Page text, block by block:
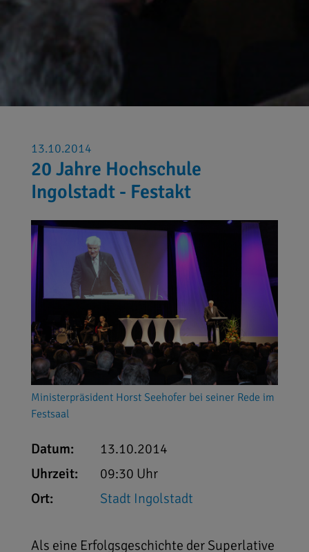
13.10.2014
20 Jahre Hochschule
Ingolstadt - Festakt
Ministerpräsident Horst Seehofer bei seiner Rede im
Festsaal
Datum:
13.10.2014
Uhrzeit:
09:30 Uhr
Ort:
Stadt Ingolstadt
Als eine Erfolgsgeschichte der Superlative